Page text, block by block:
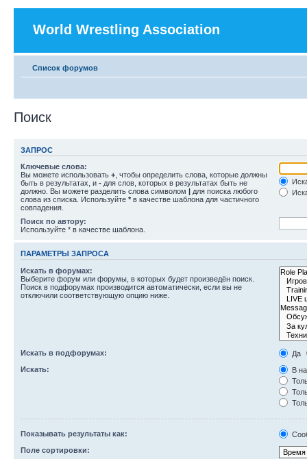
World Wrestling Association
Список форумов
Поиск
ЗАПРОС
Ключевые слова:
Вы можете использовать + , чтобы определить слова, которые должны
быть в результатах, и - для слов, которых в результатах быть не
должно. Вы можете разделить слова символом | для поиска любого
слова из списка. Используйте * в качестве шаблона для частичного
совпадения.
Поиск по автору:
Используйте * в качестве шаблона.
ПАРАМЕТРЫ ЗАПРОСА
Искать в форумах:
Выберите форум или форумы, в которых будет произведён поиск.
Поиск в подфорумах производится автоматически, если вы не
отключили соответствующую опцию ниже.
Искать в подфорумах:
Да
Искать:
В
Показывать результаты как:
Поле сортировки: